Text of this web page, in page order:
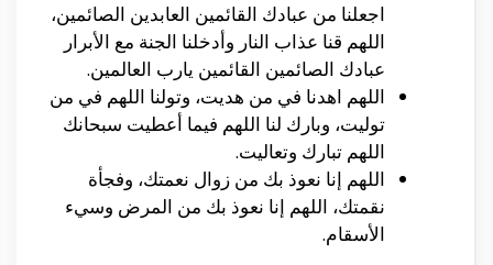
اجعلنا من عبادك القائمين العابدين الصائمين،
اللهم قنا عذاب النار وأدخلنا الجنة مع الأبرار
عبادك الصائمين القائمين يارب العالمين.
اللهم اهدنا في من هديت، وتولنا اللهم في من
توليت، وبارك لنا اللهم فيما أعطيت سبحانك
اللهم تبارك وتعاليت.
اللهم إنا نعوذ بك من زوال نعمتك، وفجأة
نقمتك، اللهم إنا نعوذ بك من المرض وسيء
الأسقام.